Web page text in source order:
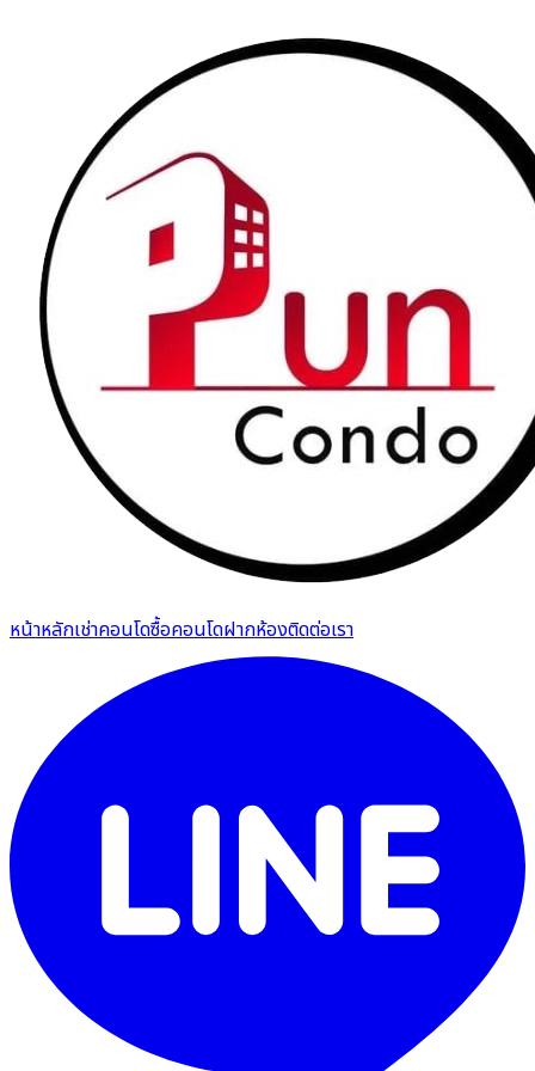
หน้าหลักเช่าคอนโดซื้อคอนโดฝากห้องติดต่อเรา